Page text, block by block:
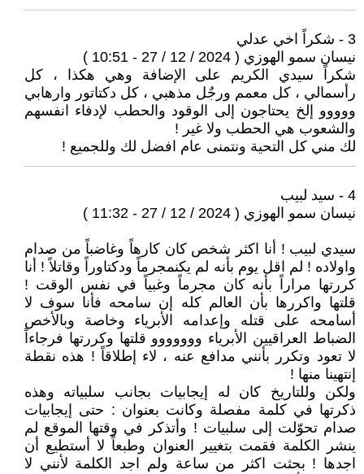
3 - شكراً اخي عدلي
نيسان سمو الهوزي ( 2024 / 12 / 27 - 10:51 )
شكراً سيدي الكريم على الإضافة وهي هكذا ، كل
رأسمالي ، كل معمم ورجٌل مذهبي ، كل دكتاتور وارهابي
ووووو إلخ يحتاجون إلى الوقود والحطب لإدفاء انفسهم
والشعوب هي الحطب ولا غير !
لك مني كل التحية ونتمنى عام افضل لك وللجميع !
4 - سيد لبيب
نيسان سمو الهوزي ( 2024 / 12 / 27 - 11:32 )
سيدي لبيب ! أنا اكثر شخص كان كارهاً وغاضباً من صدام
واولاده ! لم اقل يوم بأنه لم يكنمجرماً ودكتاوراً وقاتلاً ! أنا
كررتها مراراً بأنه كان مجرماً وغبياً في نفس الوقت !
قلتها واكررها بأن العالم كله إن سامحه فأنا سوف لا
أسامحه على قتله وإعدامه الأبرياء وخاصة وبالأخص
الضباط العراقيين الأبرياء ووووووو قلتها وكررتها فرجاءاً
لا تعود وتكرر بأنني مدافع عنه ، لاء إطلاقاً ! هذه نقطة
إنتهينا منها !
ولكن وللتاريخ كان له إيجابيات بجانب سلبياته وهذه
ذكرتها في كلمة مفصلة وكانت بعنوان : حتى إيجابيات
صدام تحوّلت إلى سلبيات ! وأتذكر في وقتها الموقع لم
ينشر الكلمة فقمت بتغيير العنوان وطبعاً لا أستطيع أن
اجدها ! بحثت اكثر من ساعة ولم اجد الكلمة لأنني لا